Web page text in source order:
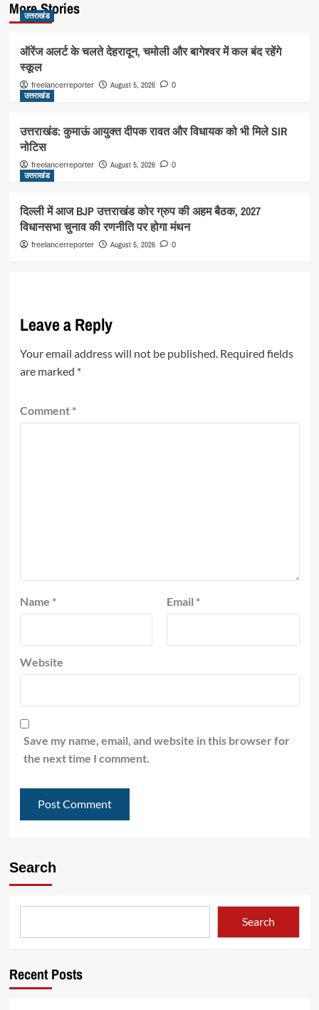
More Stories
उत्तराखंड
ऑरेंज अलर्ट के चलते देहरादून, चमोली और बागेश्वर में कल बंद रहेंगे
स्कूल
freelancerreporter August 5, 2026 0
उत्तराखंड
उत्तराखंड: कुमाऊं आयुक्त दीपक रावत और विधायक को भी मिले SIR
नोटिस
freelancerreporter August 5, 2026 0
उत्तराखंड
दिल्ली में आज BJP उत्तराखंड कोर ग्रुप की अहम बैठक, 2027
विधानसभा चुनाव की रणनीति पर होगा मंथन
freelancerreporter August 5, 2026 0
Leave a Reply
Your email address will not be published. Required fields
are marked *
Comment *
Name * Email *
Website
Save my name, email, and website in this browser for
the next time I comment.
Search
Search
Recent Posts